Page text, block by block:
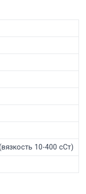
10-400 сСт)